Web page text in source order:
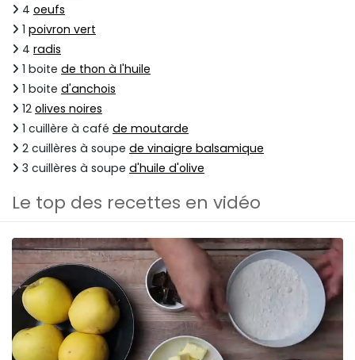
4 oeufs
1 poivron vert
4 radis
1 boite de thon à l'huile
1 boite d'anchois
12 olives noires
1 cuillère à café de moutarde
2 cuillères à soupe de vinaigre balsamique
3 cuillères à soupe d'huile d'olive
Le top des recettes en vidéo